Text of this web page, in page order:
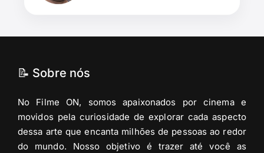
📝 Sobre nós
No Filme ON, somos apaixonados por cinema e
movidos pela curiosidade de explorar cada aspecto
dessa arte que encanta milhões de pessoas ao redor
do mundo. Nosso objetivo é trazer até você as